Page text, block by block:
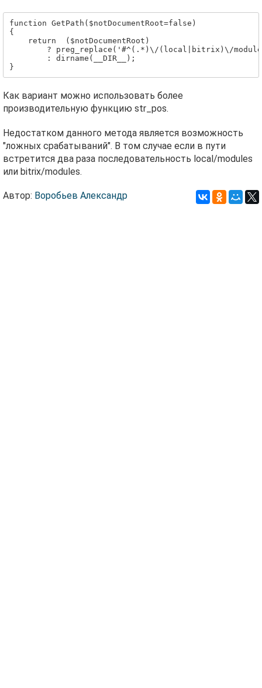
function GetPath($notDocumentRoot=false)
{
    return  ($notDocumentRoot)
? preg_replace('#^(.*)\/(local|bitrix)\/
        : dirname(__DIR__);
Как вариант можно использовать более
производительную функцию str_pos.
Недостатком данного метода является возможность
"ложных срабатываний". В том случае если в пути
встретится два раза последовательность local/modules
или bitrix/modules.
Автор: Воробьев Александр